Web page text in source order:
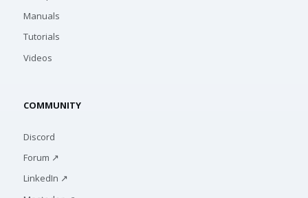
Manuals
Tutorials
Videos
COMMUNITY
Discord
Forum ↗
LinkedIn ↗